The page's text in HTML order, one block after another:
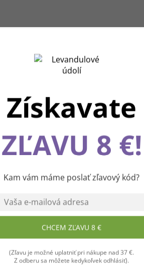
pohodlnú cestu
podnetom
prehľadnosť.
💜
Získavate
ZĽAVU 8 €!
Kam vám máme poslať zľavový kód?
CHCEM ZĽAVU 8 €
(Zľavu je možné uplatniť pri nákupe nad 37 €.
Z odberu sa môžete kedykoľvek odhlásiť).